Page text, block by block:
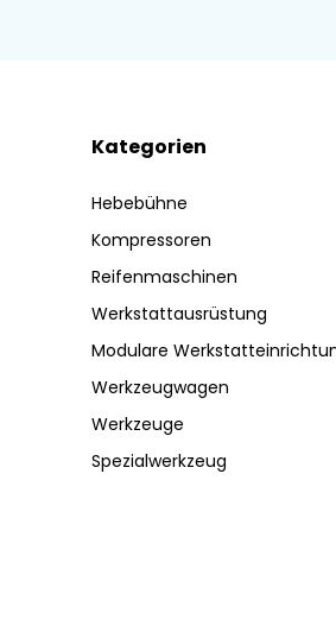
Kategorien
Hebebühne
Kompressoren
Reifenmaschinen
Werkstattausrüstung
Modulare
Werkzeugwagen
Werkzeuge
Spezialwerkzeug